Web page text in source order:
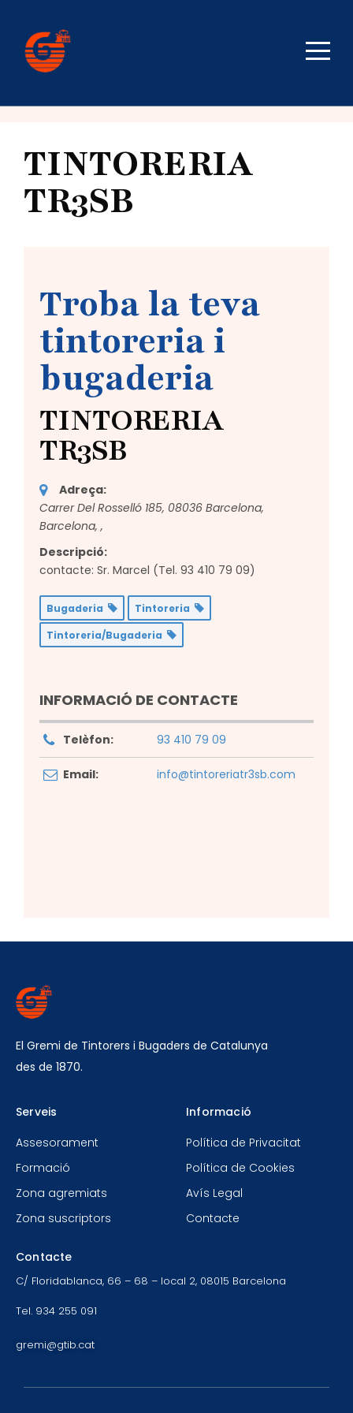
TINTORERIA
TR3SB
Troba la teva
tintoreria i
bugaderia
TINTORERIA
TR3SB
Adreça:
Carrer Del Rosselló 185, 08036 Barcelona,
Barcelona, ,
Descripció:
contacte: Sr. Marcel (Tel. 93 410 79 09)
Bugaderia
Tintoreria
Tintoreria/Bugaderia
INFORMACIÓ DE CONTACTE
Telèfon: 93 410 79 09
Email: info@tintoreriatr3sb.com
El Gremi de Tintorers i Bugaders de Catalunya
des de 1870.
Serveis
Assesorament
Formació
Zona agremiats
Zona suscriptors
Informació
Política de Privacitat
Política de Cookies
Avís Legal
Contacte
Contacte
C/ Floridablanca, 66 – 68 – local 2, 08015 Barcelona
Tel. 934 255 091
gremi@gtib.cat